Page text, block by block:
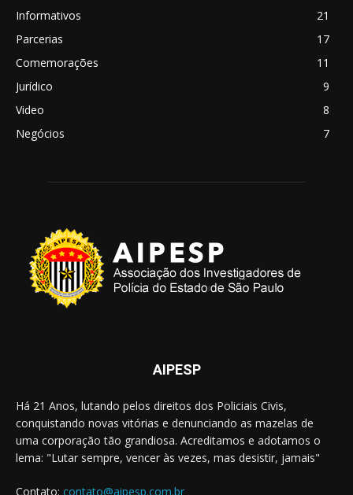
Informativos
21
Parcerias
17
Comemorações
11
Jurídico
9
Video
8
Negócios
7
AIPESP
Há 21 Anos, lutando pelos direitos dos Policiais Civis,
conquistando novas vitórias e denunciando as mazelas de
uma corporação tão grandiosa. Acreditamos e adotamos o
lema: "Lutar sempre, vencer às vezes, mas desistir, jamais"
Contato: contato@aipesp.com.br